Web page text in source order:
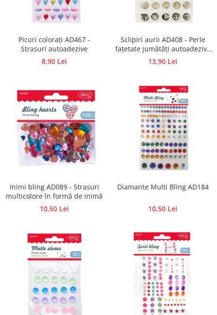
Traforaj, pirogravura
Ustensile
Polistiren
Ceramica
Accesorii floristica
Plante uscate
Materiale textile
Articole din bumbac
Modele termoadezive
Saculeti
Design cofetarie
Mozaic
Pictura pe fata si corp
Picuri colorați AD467 -
Strasuri autoadezive
8,90 Lei
Sclipiri aurii AD408 - Perle
fațetate jumătăți autoadezive
cu foiță de aur
13,90 Lei
Inimi bling AD089 - Strasuri
multicolore în formă de inimă
10,50 Lei
Diamante Multi Bling AD184
10,50 Lei